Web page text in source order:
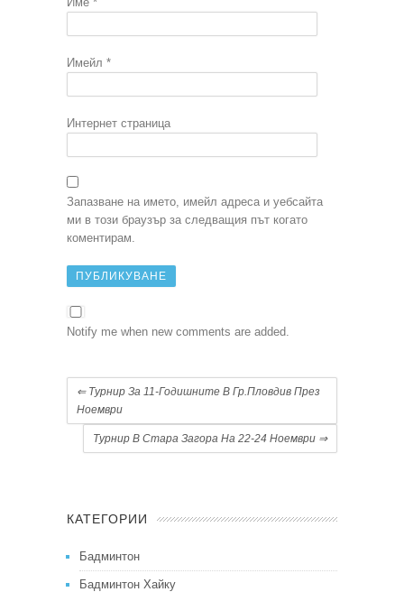
Имейл *
Интернет страница
Запазване на името, имейл адреса и уебсайта
ми в този браузър за следващия път когато
коментирам.
Notify me when new comments are added.
⇐Турнир За 11-Годишните В Гр.Пловдив През
Ноември
Турнир В Стара Загора На 22-24 Ноември ⇒
КАТЕГОРИИ
Бадминтон
Бадминтон Хайку